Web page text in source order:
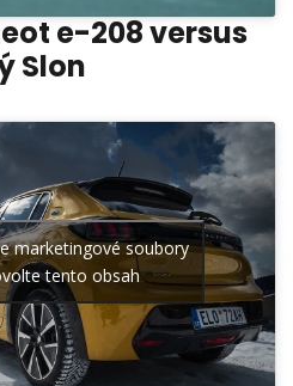
e-208 versus
Slon
marketingové soubory
tento obsah